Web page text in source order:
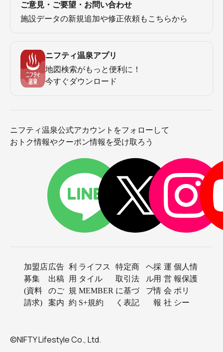
ご意見・ご要望・お問い合わせ
施設データの新規追加や修正依頼もこちらから
ニフティ温泉アプリ
地図検索がもっと便利に！
今すぐダウンロード
ニフティ温泉公式アカウントをフォローして
おトク情報やクーポン情報を受け取ろう
加盟店
募集
(資料
請求)
広告
出稿
のご
案内
利
用
規
約
ライフス
タイル
MEMBER
S+規約
特定商
取引法
に基づ
く表記
ヘ
ル
プ
採
用
情
報
運
営
会
社
個人情
報保護
ポリ
シー
©NIFTY Lifestyle Co., Ltd.